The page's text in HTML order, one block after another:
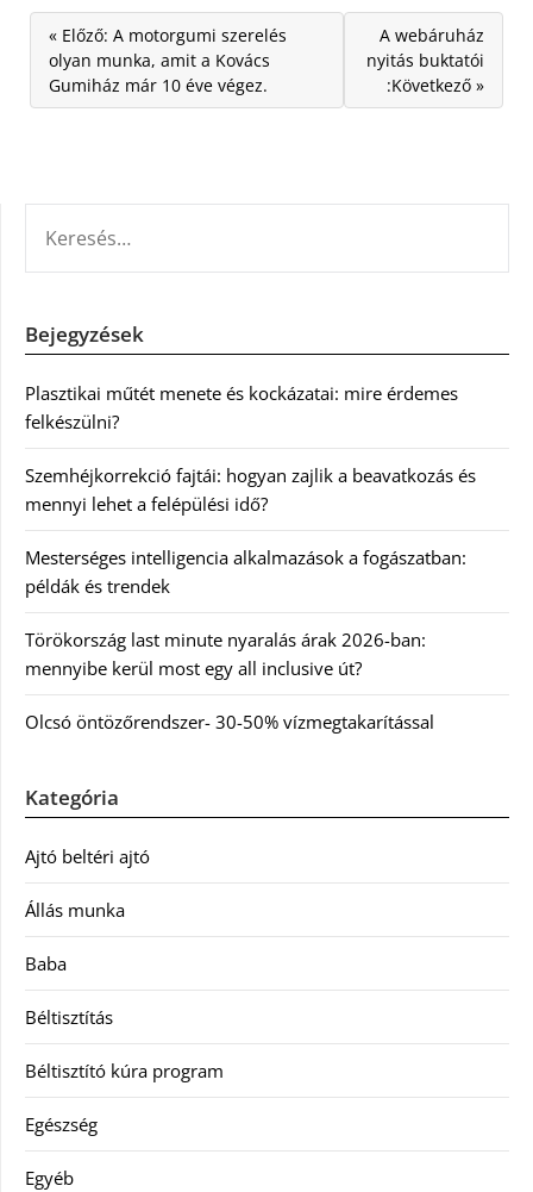
« Előző: A motorgumi szerelés
olyan munka, amit a Kovács
Gumiház már 10 éve végez.
A webáruház
nyitás buktatói
:Következő »
Bejegyzések
Plasztikai műtét menete és kockázatai: mire érdemes
felkészülni?
Szemhéjkorrekció fajtái: hogyan zajlik a beavatkozás és
mennyi lehet a felépülési idő?
Mesterséges intelligencia alkalmazások a fogászatban:
példák és trendek
Törökország last minute nyaralás árak 2026-ban:
mennyibe kerül most egy all inclusive út?
Olcsó öntözőrendszer- 30-50% vízmegtakarítással
Kategória
Ajtó beltéri ajtó
Állás munka
Baba
Béltisztítás
Béltisztító kúra program
Egészség
Egyéb